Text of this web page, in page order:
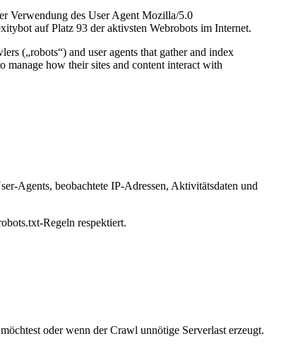
Verwendung des User Agent Mozilla/5.0
auf Platz 93 der aktivsten Webrobots im Internet.
(„robots“) and user agents that gather and index
manage how their sites and content interact with
Agents, beobachtete IP-Adressen, Aktivitätsdaten und
Regeln respektiert.
oder wenn der Crawl unnötige Serverlast erzeugt.